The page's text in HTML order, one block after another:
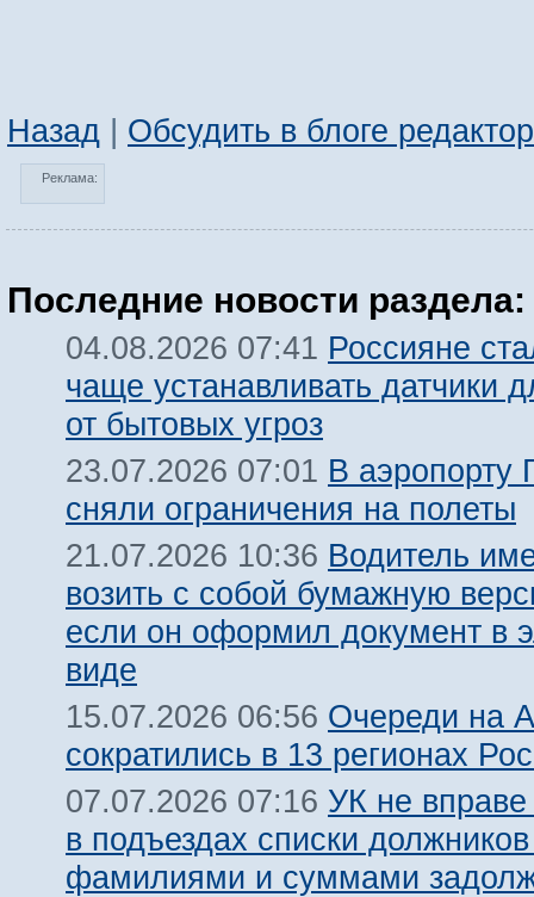
Назад | Обсудить в блоге
Реклама:
Последние новости раздела:
04.08.2026 07:41 Россияне
чаще устанавливать датчики
от бытовых угроз
23.07.2026 07:01 В аэропорту
сняли ограничения на полеты
21.07.2026 10:36 Водитель
возить с собой бумажную
если он оформил документ в
виде
15.07.2026 06:56 Очереди на
сократились в 13 регионах
07.07.2026 07:16 УК не
в подъездах списки
фамилиями и суммами